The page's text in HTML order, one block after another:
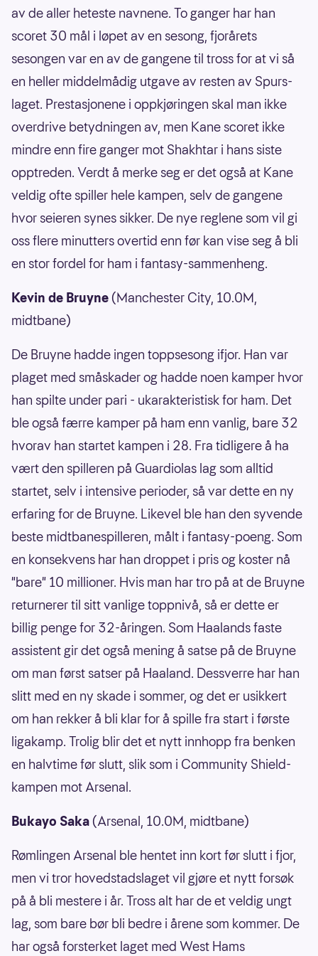
av de aller heteste navnene. To ganger har han
scoret 30 mål i løpet av en sesong, fjorårets
sesongen var en av de gangene til tross for at vi så
en heller middelmådig utgave av resten av Spurs-
laget. Prestasjonene i oppkjøringen skal man ikke
overdrive betydningen av, men Kane scoret ikke
mindre enn fire ganger mot Shakhtar i hans siste
opptreden. Verdt å merke seg er det også at Kane
veldig ofte spiller hele kampen, selv de gangene
hvor seieren synes sikker. De nye reglene som vil gi
oss flere minutters overtid enn før kan vise seg å bli
en stor fordel for ham i fantasy-sammenheng.
Kevin de Bruyne (Manchester City, 10.0M,
midtbane)
De Bruyne hadde ingen toppsesong ifjor. Han var
plaget med småskader og hadde noen kamper hvor
han spilte under pari - ukarakteristisk for ham. Det
ble også færre kamper på ham enn vanlig, bare 32
hvorav han startet kampen i 28. Fra tidligere å ha
vært den spilleren på Guardiolas lag som alltid
startet, selv i intensive perioder, så var dette en ny
erfaring for de Bruyne. Likevel ble han den syvende
beste midtbanespilleren, målt i fantasy-poeng. Som
en konsekvens har han droppet i pris og koster nå
"bare" 10 millioner. Hvis man har tro på at de Bruyne
returnerer til sitt vanlige toppnivå, så er dette er
billig penge for 32-åringen. Som Haalands faste
assistent gir det også mening å satse på de Bruyne
om man først satser på Haaland. Dessverre har han
slitt med en ny skade i sommer, og det er usikkert
om han rekker å bli klar for å spille fra start i første
ligakamp. Trolig blir det et nytt innhopp fra benken
en halvtime før slutt, slik som i Community Shield-
kampen mot Arsenal.
Bukayo Saka (Arsenal, 10.0M, midtbane)
Rømlingen Arsenal ble hentet inn kort før slutt i fjor,
men vi tror hovedstadslaget vil gjøre et nytt forsøk
på å bli mestere i år. Tross alt har de et veldig ungt
lag, som bare bør bli bedre i årene som kommer. De
har også forsterket laget med West Hams